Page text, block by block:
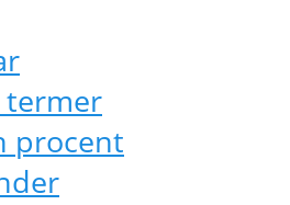
termer
procent